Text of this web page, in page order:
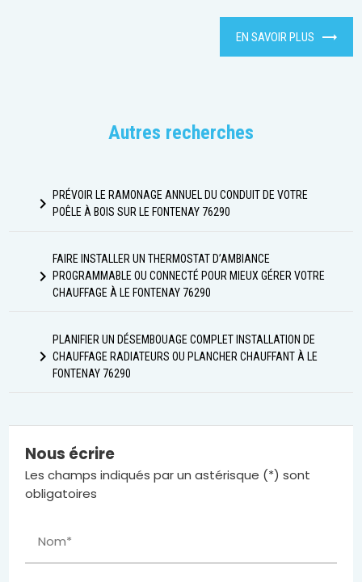
EN SAVOIR PLUS
Autres recherches
navigate_nextPRÉVOIR LE RAMONAGE ANNUEL DU CONDUIT DE VOTRE
POÊLE À BOIS SUR LE FONTENAY 76290
navigate_next
FAIRE INSTALLER UN THERMOSTAT D’AMBIANCE
PROGRAMMABLE OU CONNECTÉ POUR MIEUX GÉRER VOTRE
CHAUFFAGE À LE FONTENAY 76290
navigate_next
PLANIFIER UN DÉSEMBOUAGE COMPLET INSTALLATION DE
CHAUFFAGE RADIATEURS OU PLANCHER CHAUFFANT À LE
FONTENAY 76290
Nous écrire
Les champs indiqués par un astérisque (*) sont
obligatoires
Nom*